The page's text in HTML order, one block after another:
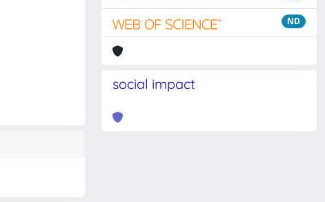
ND
social impact